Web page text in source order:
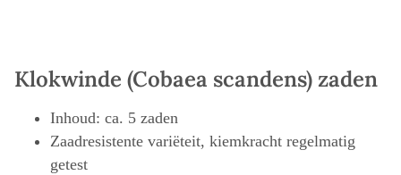
Klokwinde (Cobaea scandens) zaden
Inhoud: ca. 5 zaden
Zaadresistente variëteit, kiemkracht regelmatig
getest